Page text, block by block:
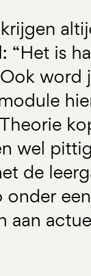
“Het is
word
wel
de
onder
aan